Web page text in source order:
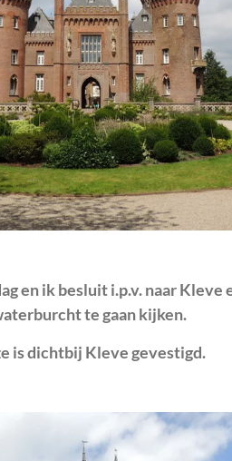
en ik besluit i.p.v. naar Kleve
te gaan kijken.
is dichtbij Kleve gevestigd.